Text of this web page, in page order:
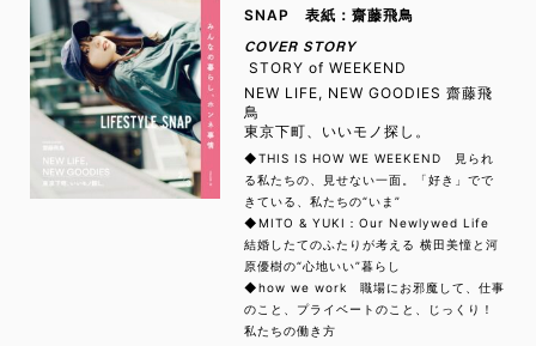
SNAP 表紙：齋藤飛鳥
COVER STORY
STORY of WEEKEND
NEW LIFE, NEW GOODIES 齋藤飛
鳥
東京下町、いいモノ探し。
◆THIS IS HOW WE WEEKEND 見られ
る私たちの、見せない一面。「好き」でで
きている、私たちの“いま”
◆MITO & YUKI：Our Newlywed Life
結婚したてのふたりが考える 横田美憧と河
原優樹の“心地いい”暮らし
◆how we work 職場にお邪魔して、仕事
のこと、プライベートのこと、じっくり！
私たちの働き方